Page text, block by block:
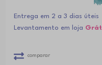
Entrega em 2 a 3 dias úteis
Levantamento em loja
comparar